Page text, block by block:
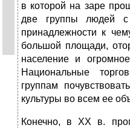
в которой на заре
две группы людей с
принадлежности к
большой площади,
население и
Национальные
группам
культуры во всем ее
Конечно, в XX в.